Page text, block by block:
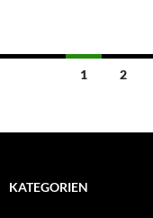
1 2
KATEGORIEN